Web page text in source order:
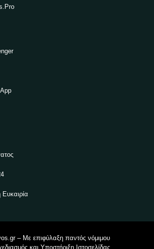
– Με επιφύλαξη παντός νόμιμου
και Υποστήριξη Ιστοσελίδας